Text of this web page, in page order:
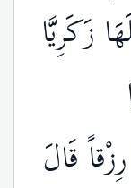
زَكَرِيَّا
قَالَ